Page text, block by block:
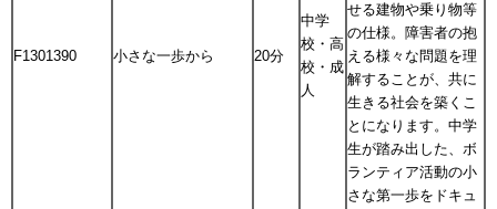
F1301390 小さな一歩から 20分
中学
校・高
校・成
人
せる建物や乗り物等
の仕様。障害者の抱
える様々な問題を理
解することが、共に
生きる社会を築くこ
とになります。中学
生が踏み出した、ボ
ランティア活動の小
さな第一歩をドキュ